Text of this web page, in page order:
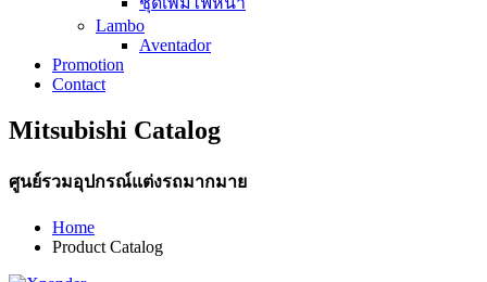
Lambo
Aventador
Promotion
Contact
Mitsubishi Catalog
ศูนย์รวมอุปกรณ์แต่งรถมากมาย
Home
Product Catalog